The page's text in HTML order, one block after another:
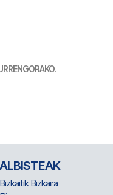
ALBISTEAK
Bizkaitik Bizkaira